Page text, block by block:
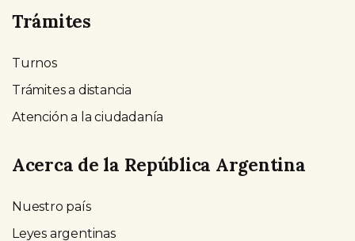
Trámites
Turnos
Trámites a distancia
Atención a la ciudadanía
Acerca de la República Argentina
Nuestro país
Leyes argentinas